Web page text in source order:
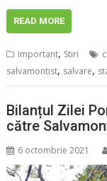
READ MORE
Important, Stiri
salvamontist, salvare,
Bilanțul Zilei
către
6 octombrie 2021